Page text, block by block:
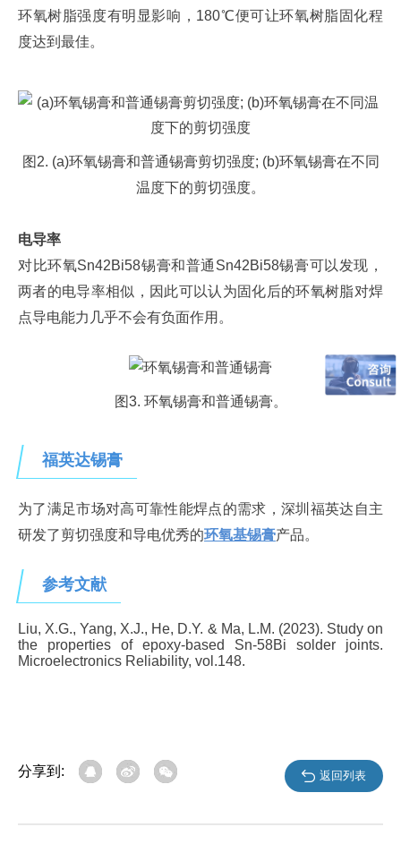
环氧树脂强度有明显影响，180℃便可让环氧树脂固化程
度达到最佳。
图2. (a)环氧锡膏和普通锡膏剪切强度; (b)环氧锡膏在不同
温度下的剪切强度。
电导率
对比环氧Sn42Bi58锡膏和普通Sn42Bi58锡膏可以发现，
两者的电导率相似，因此可以认为固化后的环氧树脂对焊
点导电能力几乎不会有负面作用。
图3. 环氧锡膏和普通锡膏。
福英达锡膏
为了满足市场对高可靠性能焊点的需求，深圳福英达自主
研发了剪切强度和导电优秀的环氧基锡膏产品。
参考文献
Liu, X.G., Yang, X.J., He, D.Y. & Ma, L.M. (2023). Study on
the properties of epoxy-based Sn-58Bi solder joints.
Microelectronics Reliability, vol.148.
分享到: 返回列表